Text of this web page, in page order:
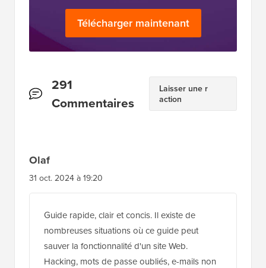
Télécharger maintenant
Interactions
des
291
Commentaires
Laisser une r
action
Olaf
31 oct. 2024 à 19:20
Guide rapide, clair et concis. Il existe de
nombreuses situations où ce guide peut
sauver la fonctionnalité d'un site Web.
Hacking, mots de passe oubliés, e-mails non